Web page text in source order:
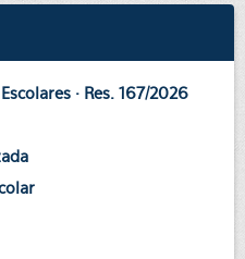
· Res. 167/2026